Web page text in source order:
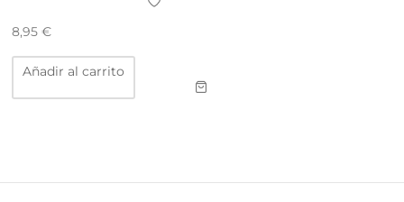
8,95 €
Añadir al carrito